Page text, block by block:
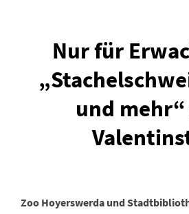
Nur für
und
Zoo Hoyerswerda und